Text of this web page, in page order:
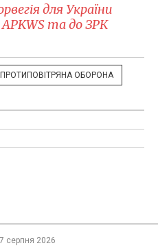
для України
та до ЗРК
ПРОТИПОВІТРЯНА ОБОРОНА
серпня 2026